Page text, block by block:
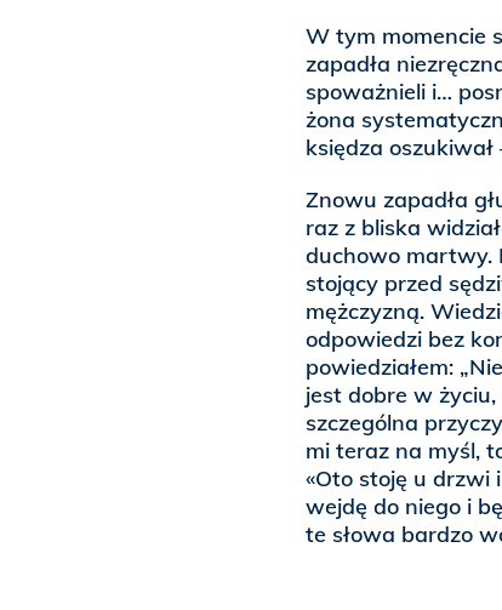
W tym momencie
zapadła
spoważnieli i…
żona
księdza
Znowu zapadła
raz z bliska
duchowo martwy.
stojący przed
mężczyzną.
odpowiedzi bez
powiedziałem:
jest dobre w
szczególna
mi teraz na myśl,
«Oto stoję u drzwi
wejdę do niego i
te słowa bardzo